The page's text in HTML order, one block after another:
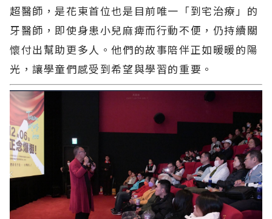
超醫師，是花東首位也是目前唯一「到宅治療」的
牙醫師，即使身患小兒麻痺而行動不便，仍持續關
懷付出幫助更多人。他們的故事陪伴正如暖暖的陽
光，讓學童們感受到希望與學習的重要。